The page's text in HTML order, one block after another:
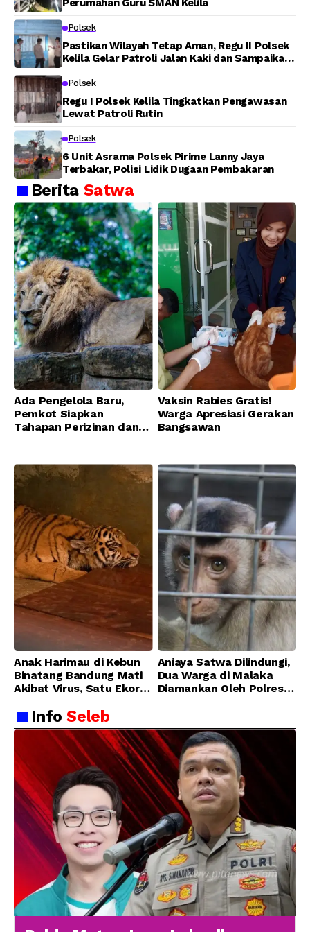
Perumahan Guru SMAN Kelila
Polsek
Pastikan Wilayah Tetap Aman, Regu II Polsek
Kelila Gelar Patroli Jalan Kaki dan Sampaikan
Polsek
Regu I Polsek Kelila Tingkatkan Pengawasan
Lewat Patroli Rutin
Polsek
6 Unit Asrama Polsek Pirime Lanny Jaya
Terbakar, Polisi Lidik Dugaan Pembakaran
Berita Satwa
Ada Pengelola Baru,
Pemkot Siapkan
Tahapan Perizinan dan
Vaksin Rabies Gratis!
Warga Apresiasi Gerakan
Bangsawan
Anak Harimau di Kebun
Binatang Bandung Mati
Akibat Virus, Satu Ekor
Membaik
Aniaya Satwa Dilindungi,
Dua Warga di Malaka
Diamankan Oleh Polres
InfoSeleb